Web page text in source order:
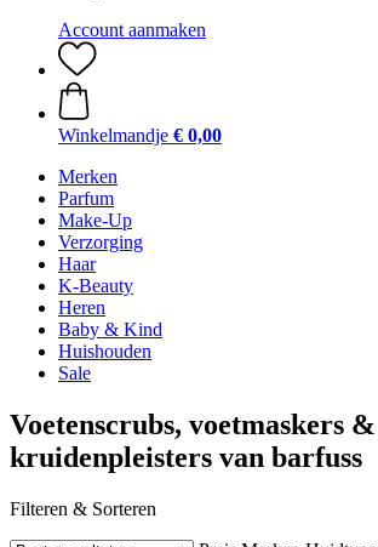
Account aanmaken
Winkelmandje € 0,00
Merken
Parfum
Make-Up
Verzorging
Haar
K-Beauty
Heren
Baby & Kind
Huishouden
Sale
Voetenscrubs, voetmaskers &
kruidenpleisters van barfuss
Filteren & Sorteren